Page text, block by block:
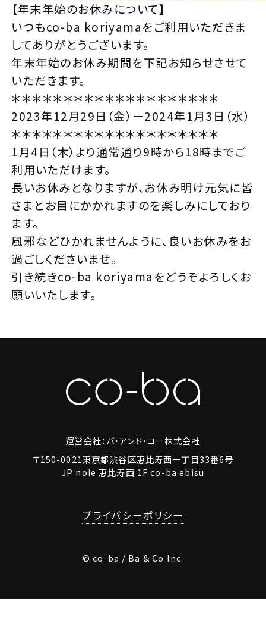
【年末年始のお休みについて】
いつもco-ba koriyamaをご利用いただきま
してありがとうございます。
年末年始のお休み期間を下記お知らせさせて
いただきます。
＊＊＊＊＊＊＊＊＊＊＊＊＊＊＊＊＊＊＊＊
2023年12月29日（金）ー2024年1月3日（水）
＊＊＊＊＊＊＊＊＊＊＊＊＊＊＊＊＊＊＊＊
1月4日（木）より通常通り9時から18時までご
利用いただけます。
長いお休みとなりますが、お休み明け元気に皆
さまとお目にかかれますのを楽しみにしており
ます。
風邪などひかれませんように、良いお休みをお
過ごしくださいませ。
引き続きco-ba koriyamaをどうぞよろしくお
願いいたします。
運営会社：バ・アンド・コー株式会社
〒150-0021東京都渋谷区恵比寿西一丁目33番6号
JP noie 恵比寿西 1F co-ba ebisu
プライバシーポリシー
© co-ba / Ba & Co Inc.